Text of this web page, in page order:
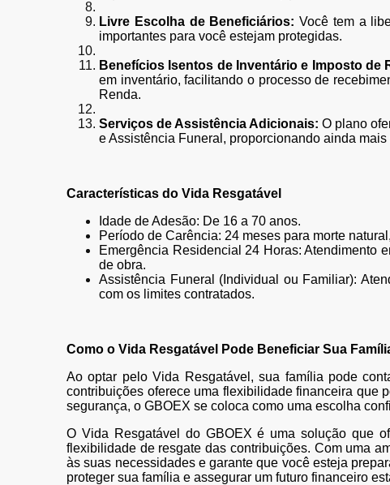
Livre Escolha de Beneficiários: Você tem a
importantes para você estejam protegidas.
Benefícios Isentos de Inventário e Imposto de
em inventário, facilitando o processo de
Renda.
Serviços de Assistência Adicionais: O plano
e Assistência Funeral, proporcionando ainda
Características do Vida Resgatável
Idade de Adesão: De 16 a 70 anos.
Período de Carência: 24 meses para morte
Emergência Residencial 24 Horas: Atendimento
de obra.
Assistência Funeral (Individual ou Familiar):
com os limites contratados.
Como o Vida Resgatável Pode Beneficiar Sua
Ao optar pelo Vida Resgatável, sua família pode
contribuições oferece uma flexibilidade financeira que
segurança, o GBOEX se coloca como uma escolha
O Vida Resgatável do GBOEX é uma solução que
flexibilidade de resgate das contribuições. Com uma
às suas necessidades e garante que você esteja
proteger sua família e assegurar um futuro financeiro